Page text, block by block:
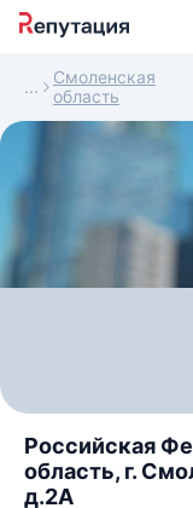
Смоленская
область
Российская
область, г.
д.2А